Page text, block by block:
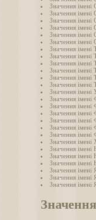
Значення імені
Значення імені
Значення імені
Значення імені
Значення імені
Значення імені
Значення імені
Значення імені
Значення імені
Значення імені
Значення імені
Значення імені
Значення імені
Значення імені
Значення імені
Значення імені
Значення імені
Значення імені
Значення імені
Значення імені
Значення імені
Значення імені
Значення
Значення імені
Значення імені
Значення імені